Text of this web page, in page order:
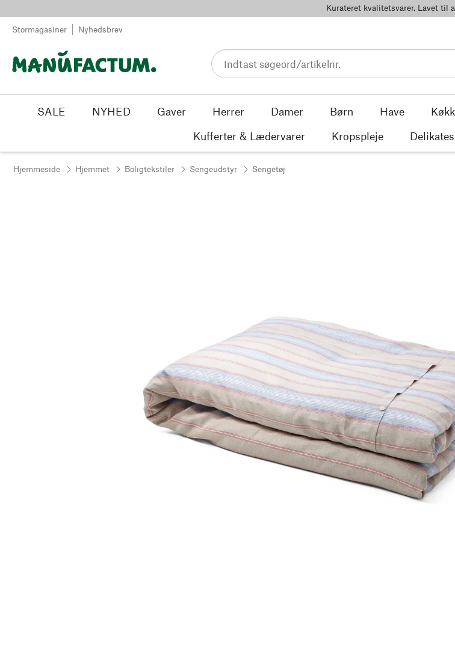
Kurateret kvalitetsvarer. Lavet til
Stormagasiner Nyhedsbrev
SALE NYHED Gaver Herrer Damer Børn Have
Kufferter & Lædervarer
Kropspleje
Hjemmeside Hjemmet Boligtekstiler Sengeudstyr Sengetøj